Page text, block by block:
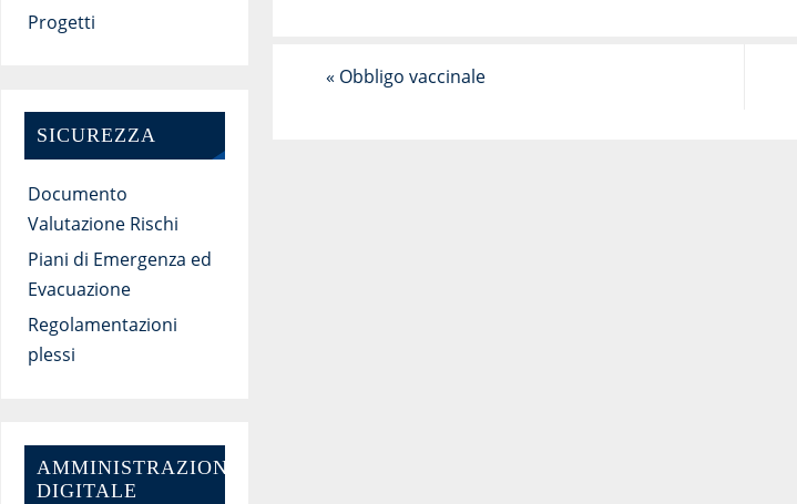
« Obbligo vaccinale
Progetti
SICUREZZA
Documento
Valutazione Rischi
Piani di Emergenza ed
Evacuazione
Regolamentazioni
plessi
AMMINISTRAZIONE
DIGITALE